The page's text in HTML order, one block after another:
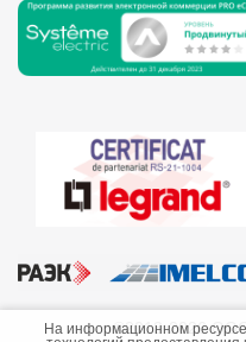
©2013-2026 ООО
На информационном